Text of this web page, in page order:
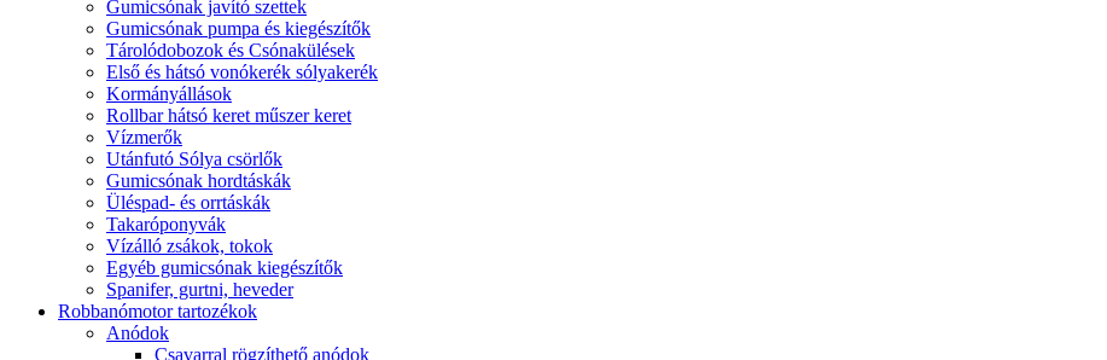
Gumicsónak javító szettek
Gumicsónak pumpa és kiegészítők
Tárolódobozok és Csónakülések
Első és hátsó vonókerék sólyakerék
Kormányállások
Rollbar hátsó keret műszer keret
Vízmerők
Utánfutó Sólya csörlők
Gumicsónak hordtáskák
Üléspad- és orrtáskák
Takaróponyvák
Vízálló zsákok, tokok
Egyéb gumicsónak kiegészítők
Spanifer, gurtni, heveder
Robbanómotor tartozékok
Anódok
Csavarral rögzíthető anódok